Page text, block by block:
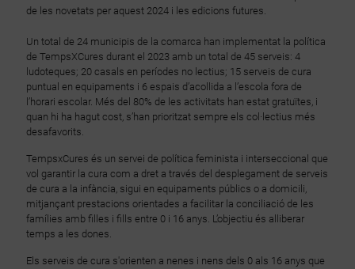
de les novetats per aquest 2024 i les edicions futures.
Un total de 24 municipis de la comarca han implementat la política
de TempsXCures durant el 2023 amb un total de 45 serveis: 4
ludoteques; 20 casals en períodes no lectius; 15 serveis de cura
puntual en equipaments i 6 espais d’acollida a l’escola fora de
l’horari escolar. Més del 80% de les activitats han estat gratuïtes, i
quan hi ha hagut cost, s’han prioritzat sempre els col·lectius més
desafavorits.
TempsxCures és un servei de política feminista i interseccional que
vol garantir la cura com a dret a través del desplegament de serveis
de cura a la infància, sigui en equipaments públics o a domicili,
mitjançant prestacions orientades a facilitar la conciliació de les
famílies amb filles i fills entre 0 i 16 anys. L’objectiu és alliberar
temps a les dones.
Els serveis de cura s'orienten a nenes i nens dels 0 als 16 anys que